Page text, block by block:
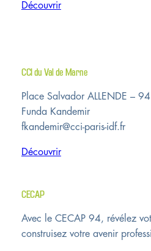
Découvrir
CCI du Val de Marne
Place Salvador ALLENDE –
Funda Kandemir
fkandemir@cci-paris-idf.fr
Découvrir
CECAP
Avec le CECAP 94, révélez
construisez votre avenir